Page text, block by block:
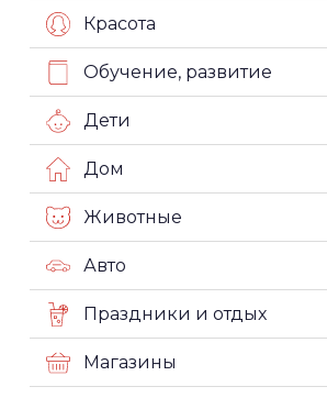
Красота
Обучение, развитие
Дети
Дом
Животные
Авто
Праздники и отдых
Магазины